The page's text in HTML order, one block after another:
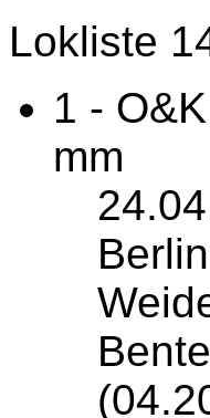
Lokliste
1 -
mm